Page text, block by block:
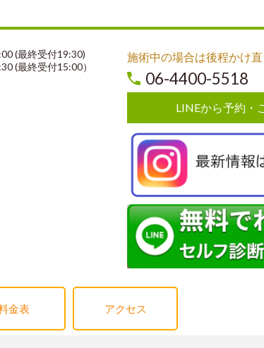
(最終受付19:30)
最終受付15:00）
施術中の場合は後程かけ
06-4400-5518
LINEから予約・
金表 アクセス